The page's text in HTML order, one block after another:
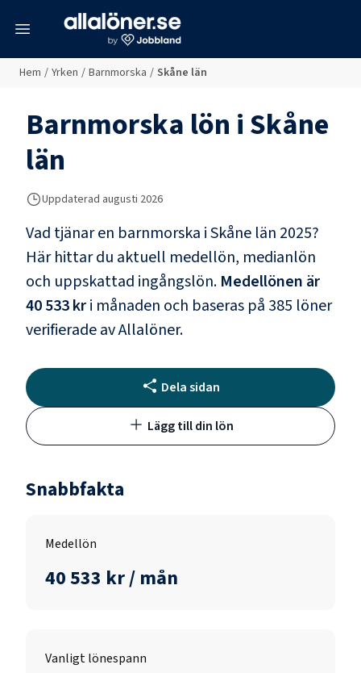
Hem / Yrken / Barnmorska / Skåne län
Barnmorska lön iSkåne
län
Uppdaterad augusti 2026
Vad tjänar en barnmorska iSkåne län 2025?
Här hittar du aktuell medellön, medianlön
och uppskattad ingångslön. Medellönen är
40 533 kri månaden och baseras på 385 löner
verifierade av Allalöner.
Dela sidan
Lägg till din lön
Snabbfakta
Medellön
40 533 kr / mån
Vanligt lönespann